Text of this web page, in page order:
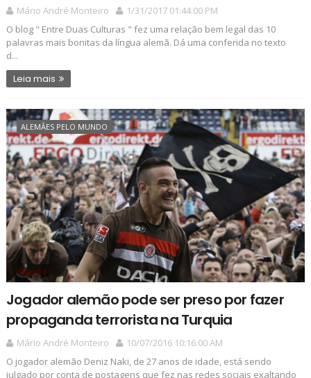
Mário André Monteiro
1/31/2017 01:44:00 PM
O blog " Entre Duas Culturas " fez uma relação bem legal das 10
palavras mais bonitas da língua alemã. Dá uma conferida no texto
d...
Leia mais
ALEMÃES PELO MUNDO
Jogador alemão pode ser preso por fazer
propaganda terrorista na Turquia
Mário André Monteiro
10/07/2016 10:16:00 AM
O jogador alemão Deniz Naki, de 27 anos de idade, está sendo
julgado por conta de postagens que fez nas redes sociais exaltando